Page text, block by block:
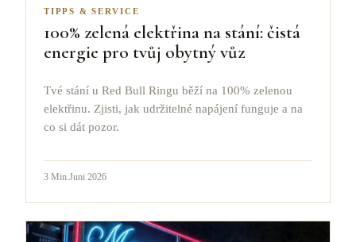
TIPPS & SERVICE
100% zelená elektřina na stání: čistá
energie pro tvůj obytný vůz
Tvé stání u Red Bull Ringu běží na 100% zelenou
elektřinu. Zjisti, jak udržitelné napájení funguje a na
co si dát pozor.
3 Min.Juni 2026